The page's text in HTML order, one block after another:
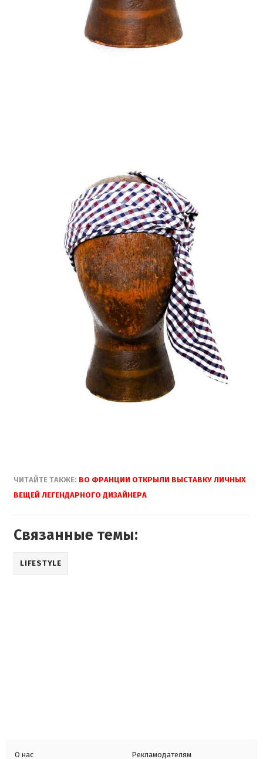
ЧИТАЙТЕ ТАКЖЕ: ВО ФРАНЦИИ ОТКРЫЛИ ВЫСТАВКУ ЛИЧНЫХ
ВЕЩЕЙ ЛЕГЕНДАРНОГО ДИЗАЙНЕРА
Связанные темы:
LIFESTYLE
О нас
Рекламодателям